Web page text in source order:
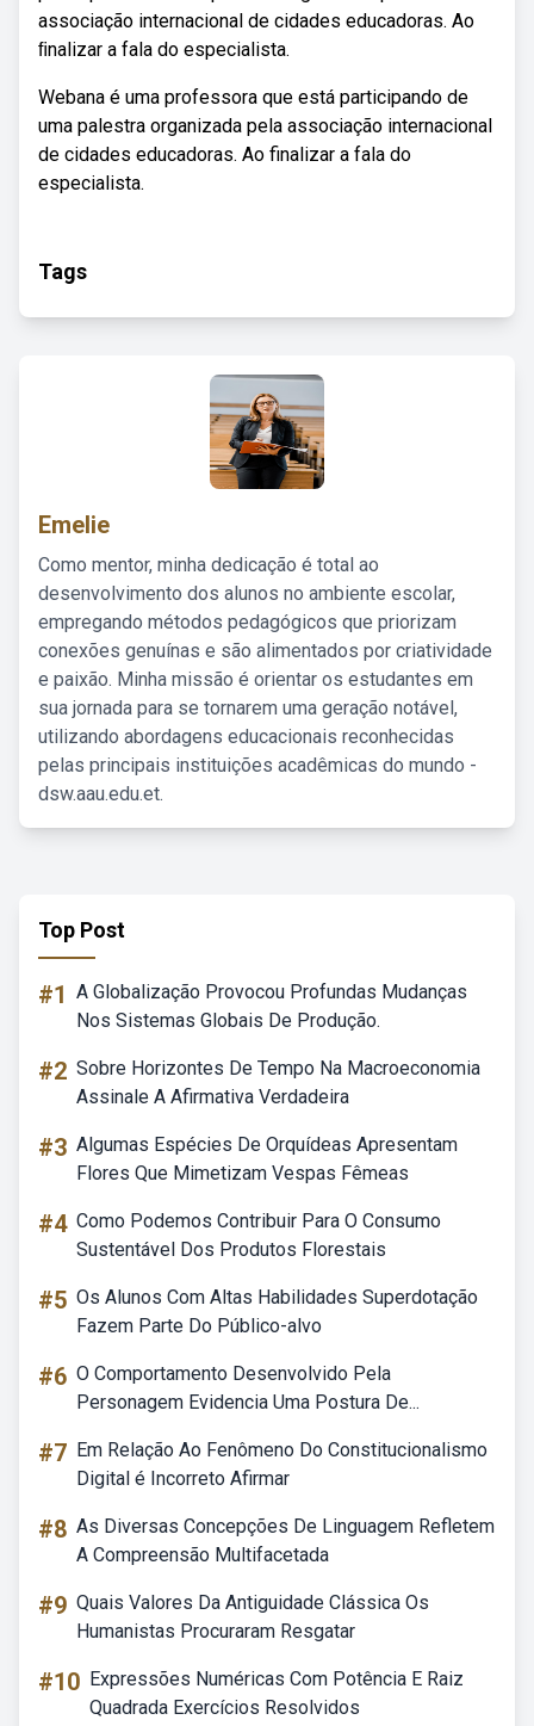
associação internacional de cidades educadoras. Ao
ﬁnalizar a fala do especialista.
Webana é uma professora que está participando de
uma palestra organizada pela associação internacional
de cidades educadoras. Ao finalizar a fala do
especialista.
Tags
Emelie
Como mentor, minha dedicação é total ao
desenvolvimento dos alunos no ambiente escolar,
empregando métodos pedagógicos que priorizam
conexões genuínas e são alimentados por criatividade
e paixão. Minha missão é orientar os estudantes em
sua jornada para se tornarem uma geração notável,
utilizando abordagens educacionais reconhecidas
pelas principais instituições acadêmicas do mundo -
dsw.aau.edu.et.
Top Post
#1 A Globalização Provocou Profundas Mudanças
Nos Sistemas Globais De Produção.
#2 Sobre Horizontes De Tempo Na Macroeconomia
Assinale A Afirmativa Verdadeira
#3 Algumas Espécies De Orquídeas Apresentam
Flores Que Mimetizam Vespas Fêmeas
#4 Como Podemos Contribuir Para O Consumo
Sustentável Dos Produtos Florestais
#5 Os Alunos Com Altas Habilidades Superdotação
Fazem Parte Do Público-alvo
#6 O Comportamento Desenvolvido Pela
Personagem Evidencia Uma Postura De...
#7 Em Relação Ao Fenômeno Do Constitucionalismo
Digital é Incorreto Afirmar
#8 As Diversas Concepções De Linguagem Refletem
A Compreensão Multifacetada
#9 Quais Valores Da Antiguidade Clássica Os
Humanistas Procuraram Resgatar
#10 Expressões Numéricas Com Potência E Raiz
Quadrada Exercícios Resolvidos